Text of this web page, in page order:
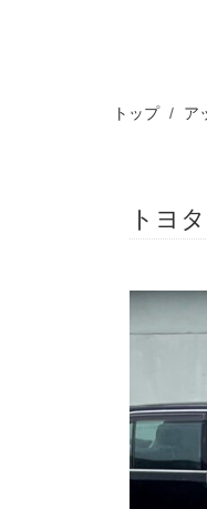
トップ ア
トヨ